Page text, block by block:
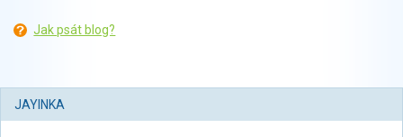
Jak psát blog?
JAYINKA